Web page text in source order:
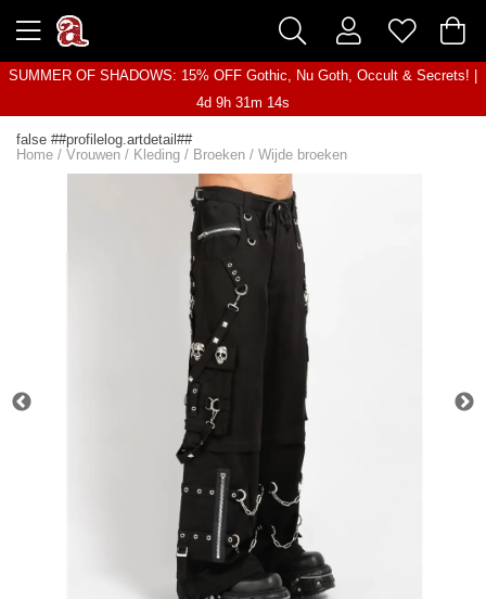
SUMMER OF SHADOWS: 15% OFF Gothic, Nu Goth, Occult & Secrets! |
4d 9h 31m 14s
false ##profilelog.artdetail##
Home / Vrouwen / Kleding / Broeken / Wijde broeken